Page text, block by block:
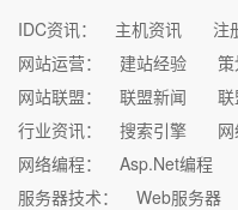
IDC资讯： 主机资讯 注
网站运营：
建站经验
网站联盟：
联盟新闻
行业资讯：
搜索引擎
网络编程：
Asp.Net编程
服务器技术：
Web服务器